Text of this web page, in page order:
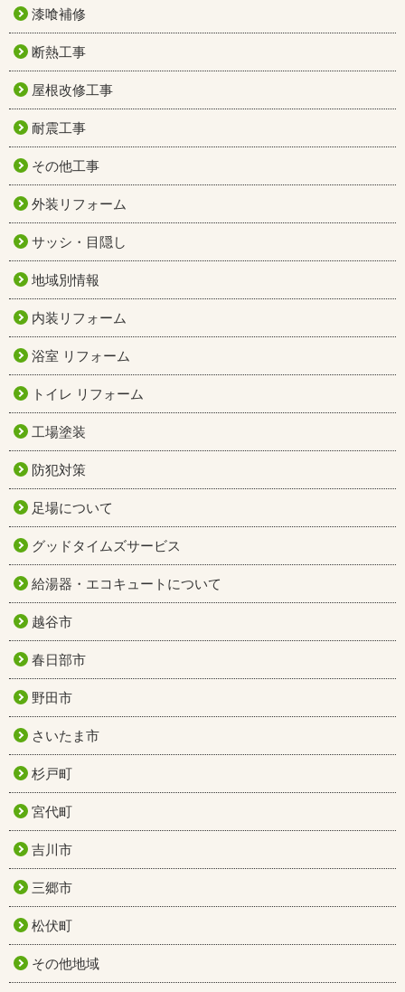
漆喰補修
断熱工事
屋根改修工事
耐震工事
その他工事
外装リフォーム
サッシ・目隠し
地域別情報
内装リフォーム
浴室 リフォーム
トイレ リフォーム
工場塗装
防犯対策
足場について
グッドタイムズサービス
給湯器・エコキュートについて
越谷市
春日部市
野田市
さいたま市
杉戸町
宮代町
吉川市
三郷市
松伏町
その他地域